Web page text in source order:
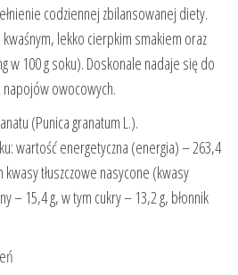
codziennej zbilansowanej diety.
lekko cierpkim smakiem oraz
w 100 g soku). Doskonale nadaje się do
napojów owocowych.
(Punica granatum L.).
wartość energetyczna (energia) – 263,4
kwasy tłuszczowe nasycone (kwasy
– 15,4 g, w tym cukry – 13,2 g, błonnik